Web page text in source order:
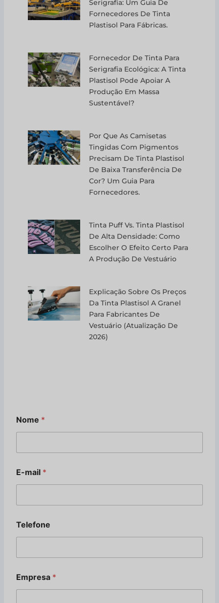
Serigrafia: Um Guia De
Fornecedores De Tinta
Plastisol Para Fábricas.
Fornecedor De Tinta Para
Serigrafia Ecológica: A Tinta
Plastisol Pode Apoiar A
Produção Em Massa
Sustentável?
Por Que As Camisetas
Tingidas Com Pigmentos
Precisam De Tinta Plastisol
De Baixa Transferência De
Cor? Um Guia Para
Fornecedores.
Tinta Puff Vs. Tinta Plastisol
De Alta Densidade: Como
Escolher O Efeito Certo Para
A Produção De Vestuário
Explicação Sobre Os Preços
Da Tinta Plastisol A Granel
Para Fabricantes De
Vestuário (atualização De
2026)
Nome *
E-mail *
Telefone
o
m
Empresa *